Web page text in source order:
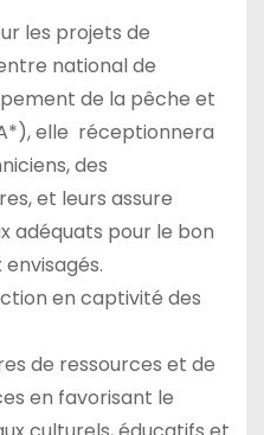
les projets de
national de
de la pêche et
elle réceptionnera
des
et leurs assure
adéquats pour le bon
en captivité des
de ressources et de
en favorisant le